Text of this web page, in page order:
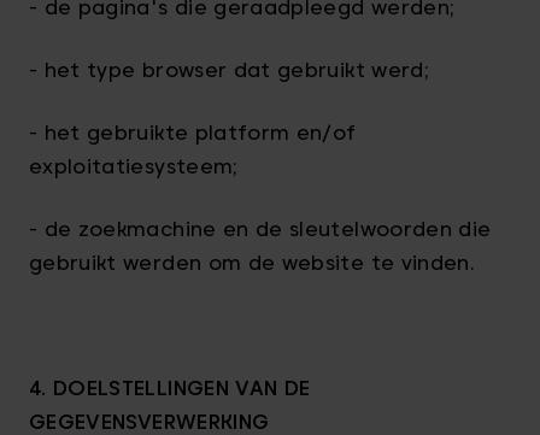
- de pagina's die geraadpleegd werden;
- het type browser dat gebruikt werd;
- het gebruikte platform en/of
exploitatiesysteem;
- de zoekmachine en de sleutelwoorden die
gebruikt werden om de website te vinden.
4. DOELSTELLINGEN VAN DE
GEGEVENSVERWERKING